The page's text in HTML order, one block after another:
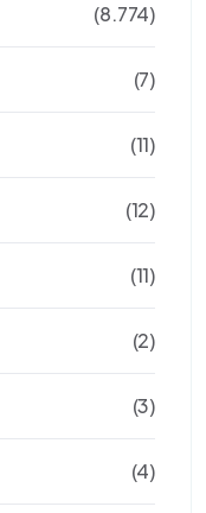
(8.774)
(7)
(11)
(12)
(11)
(2)
(3)
(4)